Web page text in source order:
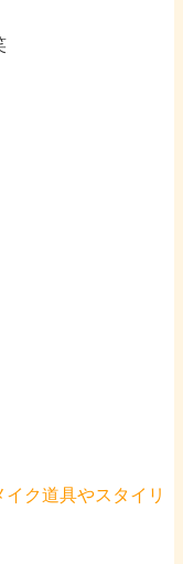
イク道具やスタイリ